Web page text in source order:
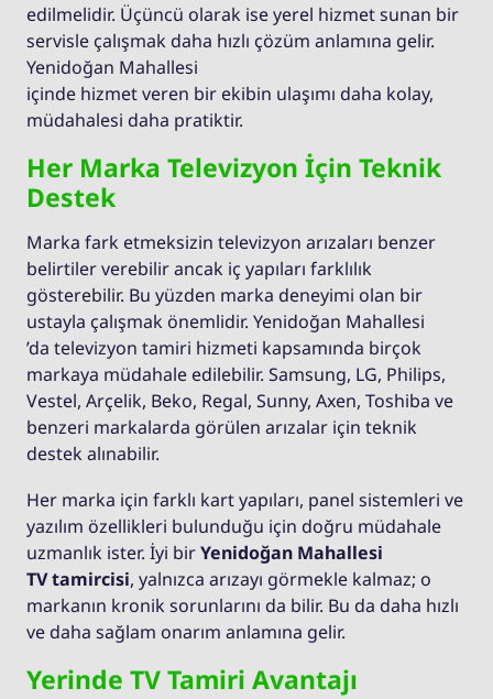
edilmelidir. Üçüncü olarak ise yerel hizmet sunan bir
servisle çalışmak daha hızlı çözüm anlamına gelir.
Yenidoğan Mahallesi
içinde hizmet veren bir ekibin ulaşımı daha kolay,
müdahalesi daha pratiktir.
Her Marka Televizyon İçin Teknik
Destek
Marka fark etmeksizin televizyon arızaları benzer
belirtiler verebilir ancak iç yapıları farklılık
gösterebilir. Bu yüzden marka deneyimi olan bir
ustayla çalışmak önemlidir. Yenidoğan Mahallesi
’da televizyon tamiri hizmeti kapsamında birçok
markaya müdahale edilebilir. Samsung, LG, Philips,
Vestel, Arçelik, Beko, Regal, Sunny, Axen, Toshiba ve
benzeri markalarda görülen arızalar için teknik
destek alınabilir.
Her marka için farklı kart yapıları, panel sistemleri ve
yazılım özellikleri bulunduğu için doğru müdahale
uzmanlık ister. İyi birYenidoğan Mahallesi
TV tamircisi, yalnızca arızayı görmekle kalmaz; o
markanın kronik sorunlarını da bilir. Bu da daha hızlı
ve daha sağlam onarım anlamına gelir.
Yerinde TV Tamiri Avantajı